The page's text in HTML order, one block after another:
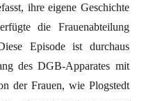
ihre eigene Geschichte
die Frauenabteilung
Episode ist durchaus
des DGB-Apparates mit
der Frauen, wie Plogstedt